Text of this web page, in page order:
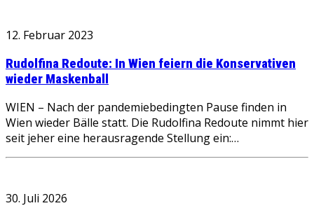
12. Februar 2023
Rudolfina Redoute: In Wien feiern die Konservativen
wieder Maskenball
WIEN – Nach der pandemiebedingten Pause finden in
Wien wieder Bälle statt. Die Rudolfina Redoute nimmt hier
seit jeher eine herausragende Stellung ein:…
30. Juli 2026